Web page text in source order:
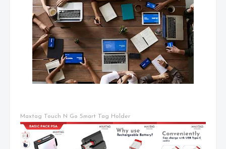
Maxtag Touch N Go Smart Tag Holder